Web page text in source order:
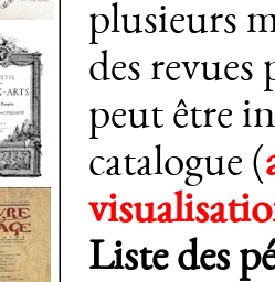
plusieurs
des revues
peut être
catalogue (
Liste des